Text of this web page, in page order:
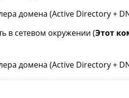
в сетевом окружении (Этот